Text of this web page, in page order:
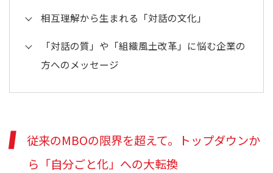
相互理解から生まれる「対話の文化」
「対話の質」や「組織風土改革」に悩む企業の
方へのメッセージ
従来のMBOの限界を超えて。トップダウンか
ら「自分ごと化」への大転換